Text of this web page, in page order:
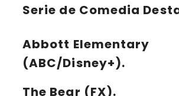
Serie de Comedia
Abbott Elementary
(ABC/Disney+).
The Bear (FX).